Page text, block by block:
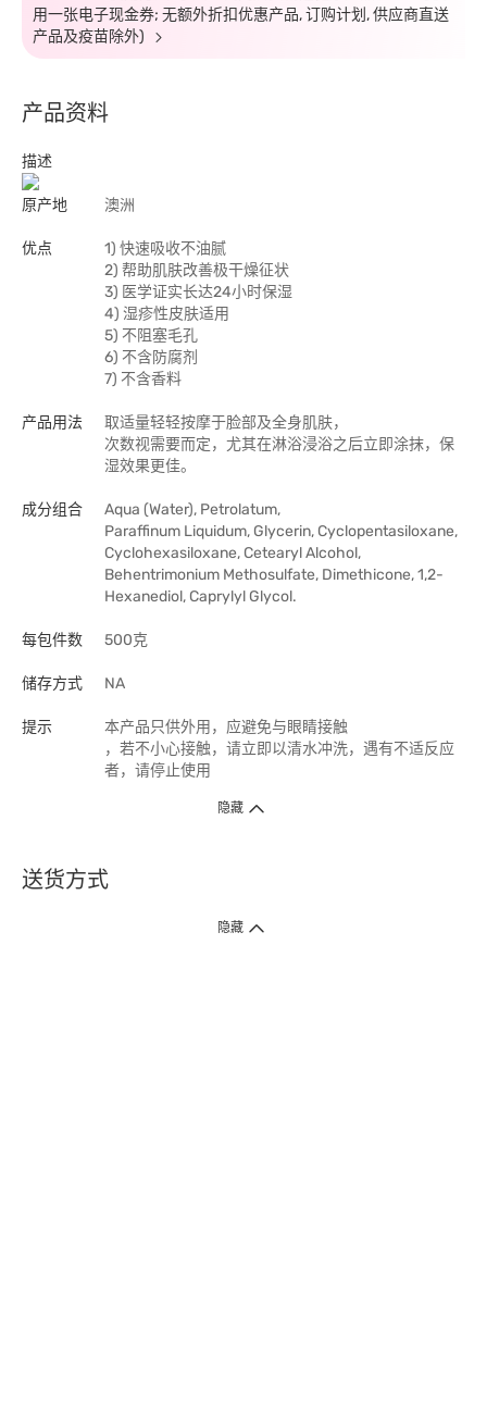
用一张电子现金券; 无额外折扣优惠产品, 订购计划, 供应商直送
产品及疫苗除外)
产品资料
描述
原产地 澳洲
优点
1) 快速吸收不油腻
2) 帮助肌肤改善极干燥征状
3) 医学证实长达24小时保湿
4) 湿疹性皮肤适用
5) 不阻塞毛孔
6) 不含防腐剂
7) 不含香料
产品用法
取适量轻轻按摩于脸部及全身肌肤，
次数视需要而定，尤其在淋浴浸浴之后立即涂抹，保
湿效果更佳。
成分组合
Aqua (Water), Petrolatum,
Paraffinum Liquidum, Glycerin, Cyclopentasiloxane,
Cyclohexasiloxane, Cetearyl Alcohol,
Behentrimonium Methosulfate, Dimethicone, 1,2-
Hexanediol, Caprylyl Glycol.
每包件数 500克
储存方式 NA
提示
本产品只供外用，应避免与眼睛接触
，若不小心接触，请立即以清水冲洗，遇有不适反应
者，请停止使用
隐藏
送货方式
1. 送货到府（受卫生署条例规管产品除外 ）
隐藏